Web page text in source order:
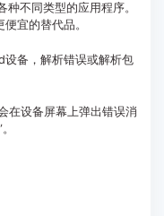
不同类型的应用程序。
宜的替代品。
备，解析错误或解析包
在设备屏幕上弹出错误消